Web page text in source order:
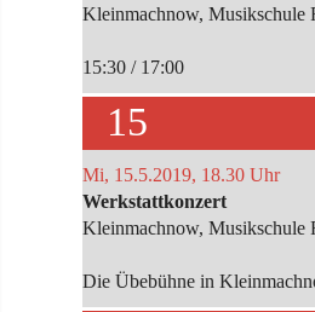
Kleinmachnow, Musikschule
15:30 / 17:00
15
Mi, 15.5.2019, 18.30 Uhr
Werkstattkonzert
Kleinmachnow, Musikschule
Die Übebühne in